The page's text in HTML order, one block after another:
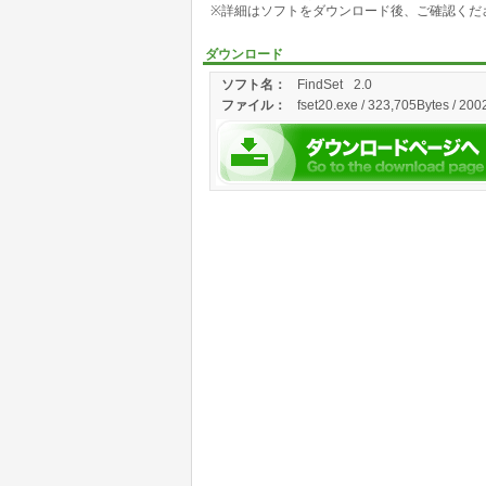
※詳細はソフトをダウンロード後、ご確認くだ
ダウンロード
ソフト名：
FindSet 2.0
ファイル： fset20.exe / 323,705Bytes /